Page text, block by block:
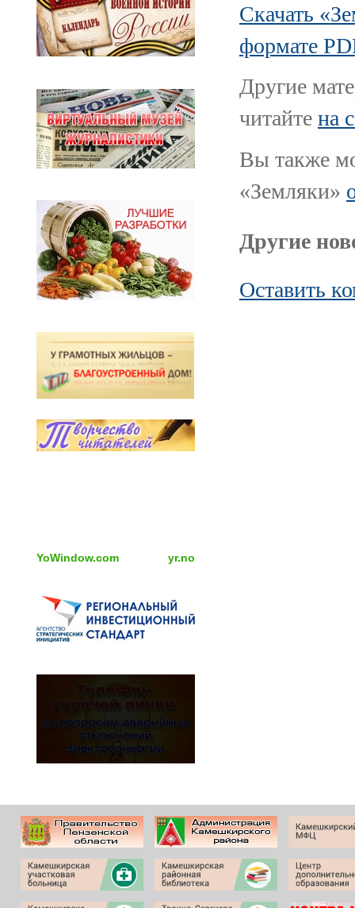
YoWindow.com yr.no
Скачать
формате
Другие
читайте на
Вы также
«Земляки»
Другие
Оставить